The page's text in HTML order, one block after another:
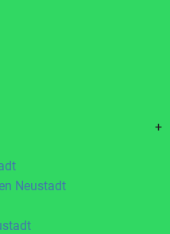
+
Neustadt